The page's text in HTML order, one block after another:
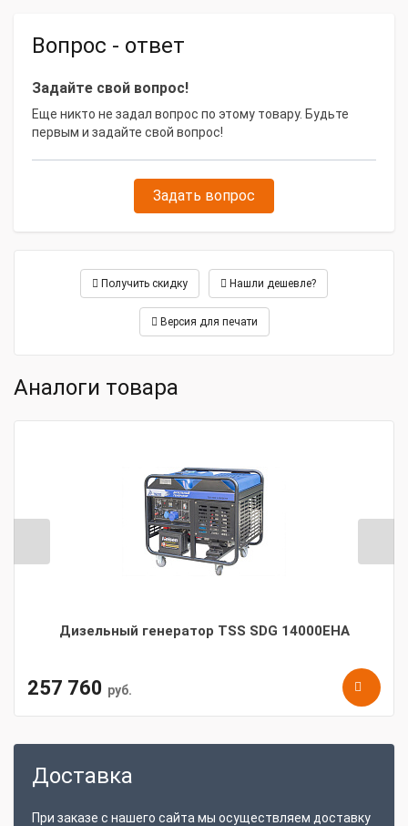
Высота, мм
Масса, кг
Длина, м
Ширина, см 876 мм
Вопрос - ответ
Задайте свой вопрос!
Еще никто не задал вопрос по этому товару. Будьте
первым и задайте свой вопрос!
Задать вопрос
Получить скидку Нашли дешевле?
Версия для печати
Аналоги товара
Дизельный генератор TSS SDG 14000EHA
257 760 руб.
Доставка
При заказе с нашего сайта мы осуществляем доставку